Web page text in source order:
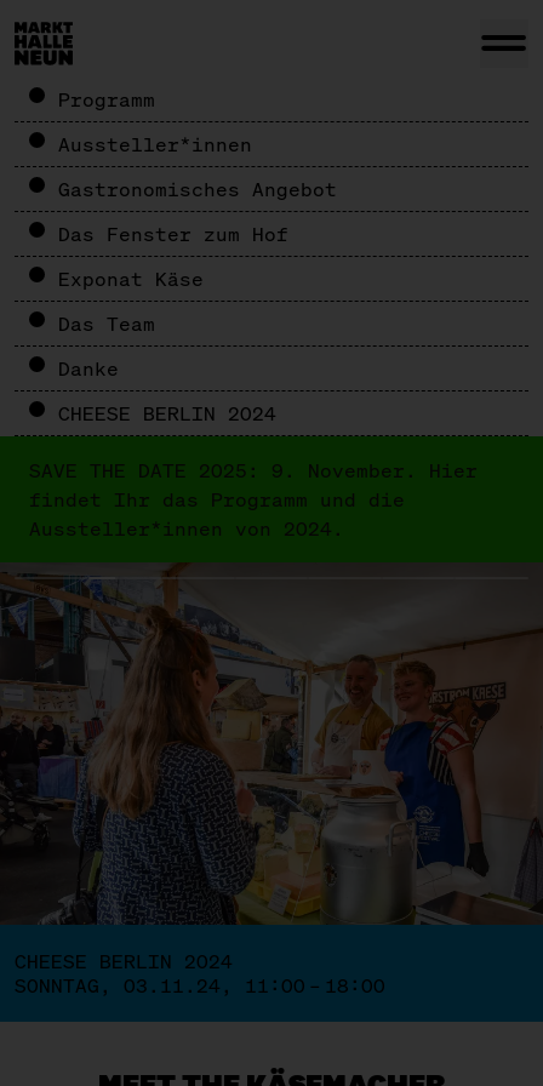
Programm
Aussteller*innen
Gastronomisches Angebot
Das Fenster zum Hof
Exponat Käse
Das Team
Danke
CHEESE BERLIN 2024
SAVE THE DATE 2025: 9. November. Hier
findet Ihr das Programm und die
Aussteller*innen von 2024.
CHEESE BERLIN 2024
SONNTAG, 03.11.24, 11:00 – 18:00